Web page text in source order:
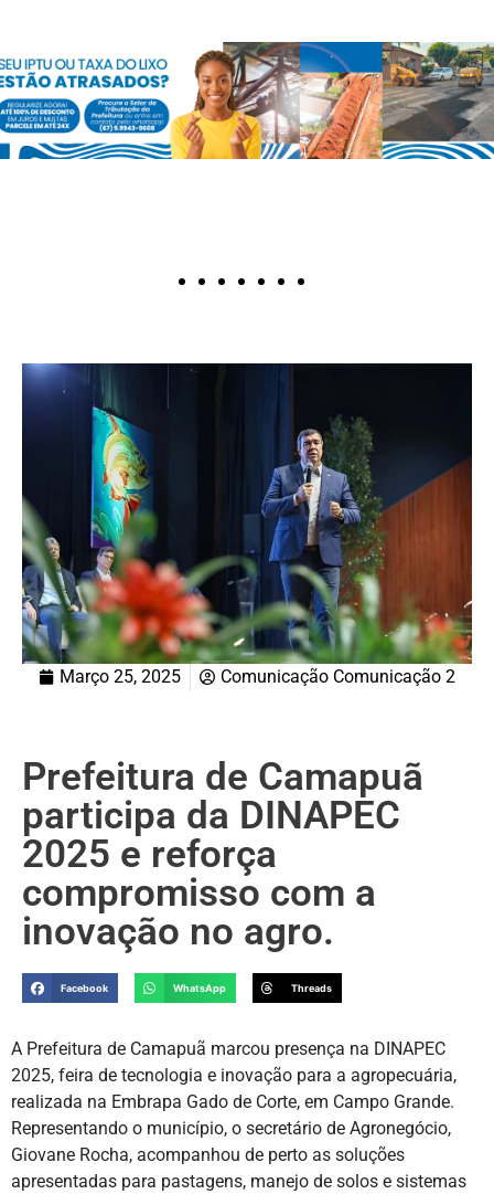
Março 25, 2025 Comunicação Comunicação 2
Prefeitura de Camapuã
participa da DINAPEC
2025 e reforça
compromisso com a
inovação no agro.
Facebook WhatsApp Threads
A Prefeitura de Camapuã marcou presença na DINAPEC
2025, feira de tecnologia e inovação para a agropecuária,
realizada na Embrapa Gado de Corte, em Campo Grande.
Representando o município, o secretário de Agronegócio,
Giovane Rocha, acompanhou de perto as soluções
apresentadas para pastagens, manejo de solos e sistemas